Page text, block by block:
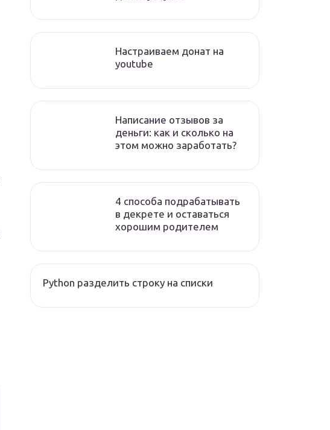
Настраиваем донат на
youtube
Написание отзывов за
деньги: как и сколько на
этом можно заработать?
4 способа подрабатывать
в декрете и оставаться
хорошим родителем
Python разделить строку на списки